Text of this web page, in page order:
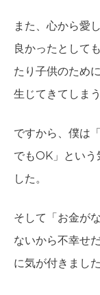
また、心から愛
良かったとして
たり子供のため
生じてきてしま
ですから、僕は
でもOK」とい
した。
そして「お金が
ないから不幸せ
に気が付きました